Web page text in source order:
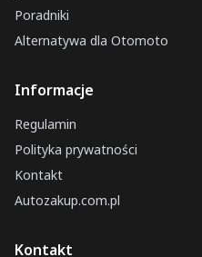
Poradniki
Alternatywa dla Otomoto
Informacje
Regulamin
Polityka prywatności
Kontakt
Autozakup.com.pl
Kontakt